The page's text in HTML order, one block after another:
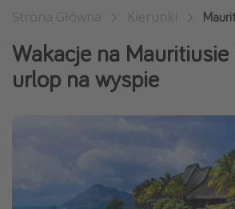
Egipt
Albania
Zanzibar
Azja Południowo-Wschodnia
Wakacje na
urlop na wyspie